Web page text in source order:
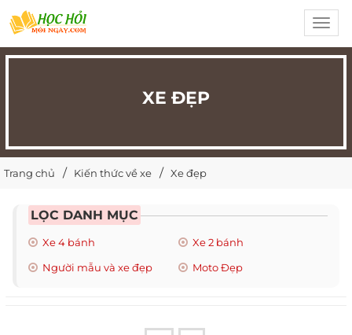
XE ĐẸP
Trang chủ Kiến thức về xe Xe đẹp
LỌC DANH MỤC
Xe 4 bánh
Xe 2 bánh
Người mẫu và xe đẹp
Moto Đẹp